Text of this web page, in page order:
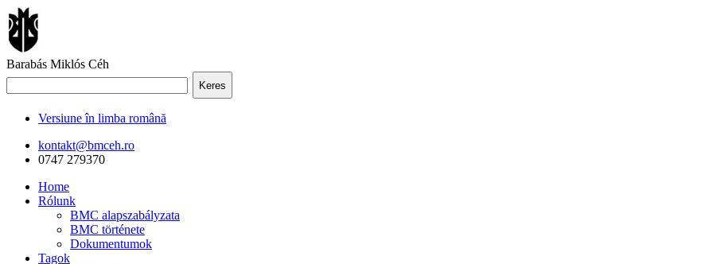
Barabás Miklós Céh
Keres
Versiune în limba română
kontakt@bmceh.ro
0747 279370
Home
Rólunk
BMC alapszabályzata
BMC története
Dokumentumok
Tagok